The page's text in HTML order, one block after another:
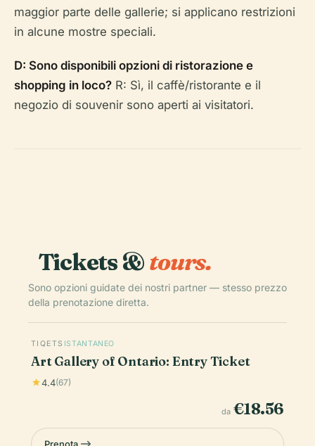
maggior parte delle gallerie; si applicano restrizioni
in alcune mostre speciali.
D: Sono disponibili opzioni di ristorazione e
shopping in loco? R: Sì, il caffè/ristorante e il
negozio di souvenir sono aperti ai visitatori.
Tickets &tours.
Sono opzioni guidate dei nostri partner — stesso prezzo
della prenotazione diretta.
TIQETS ISTANTANEO
Art Gallery of Ontario: Entry Ticket
4.4(67)
da €18.56